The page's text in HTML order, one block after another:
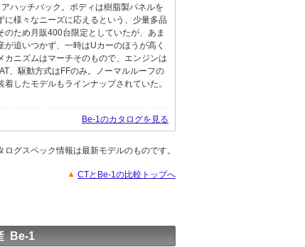
ハッチバック。ボディは樹脂製パネルを
に様々なニーズに応えるという、少量多品
ため月販400台限定としていたが、あま
が追いつかず、一時はUカーのほうが高く
カニズムはマーチそのもので、エンジンは
、駆動方式はFFのみ。ノーマルルーフの
したモデルもラインナップされていた。
Be-1のカタログを見る
グスペック情報は最新モデルのものです。
CTとBe-1の比較トップへ
Be-1